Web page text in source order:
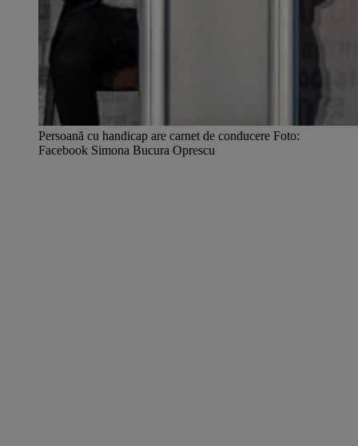
Persoană cu handicap are carnet de conducere Foto:
Facebook Simona Bucura Oprescu